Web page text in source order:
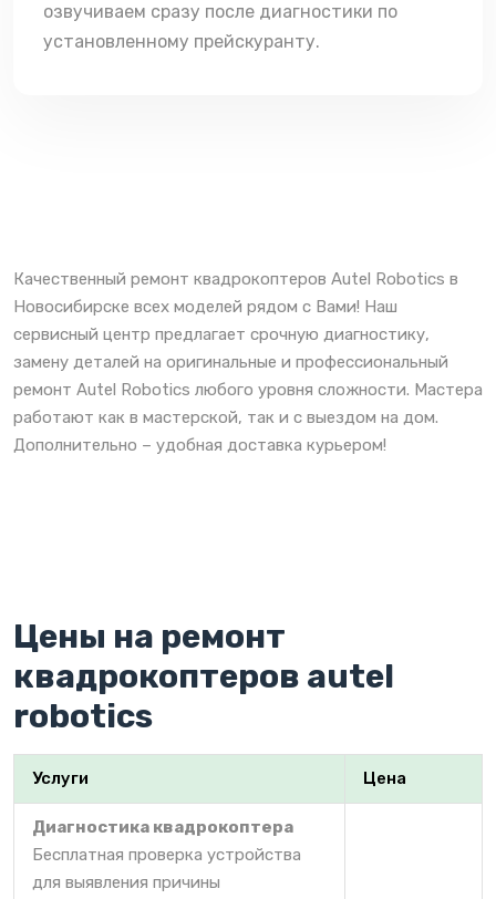
озвучиваем сразу после диагностики по
установленному прейскуранту.
Качественный ремонт квадрокоптеров Autel Robotics в
Новосибирске всех моделей рядом с Вами! Наш
сервисный центр предлагает срочную диагностику,
замену деталей на оригинальные и профессиональный
ремонт Autel Robotics любого уровня сложности. Мастера
работают как в мастерской, так и с выездом на дом.
Дополнительно – удобная доставка курьером!
Цены на ремонт
квадрокоптеров autel
robotics
Услуги Цена
Диагностика квадрокоптера
Бесплатная проверка устройства
для выявления причины